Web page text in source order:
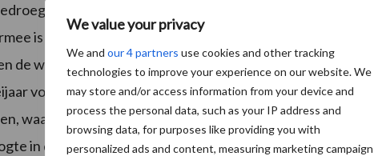
We value your privacy
We and our 4 partners use cookies and other tracking
technologies to improve your experience on our website. We
may store and/or access information from your device and
process the personal data, such as your IP address and
browsing data, for purposes like providing you with
personalized ads and content, measuring marketing campaign
in 2018 887 miljard kilogram melk, gecorrigeerd naar
is de wereldwijde productie met 2,5 procent
de wereldproductie ongeveer 865 miljard kilogram melk
voor de melkproductie in de 120 landen die onder het
waarbij sommige regio’s worden getroffen door
in de EU.